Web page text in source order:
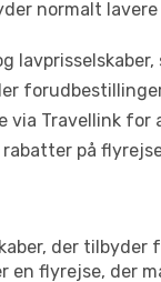
normalt
Travellink for
rabatter på
der tilbyder
flyrejse, der